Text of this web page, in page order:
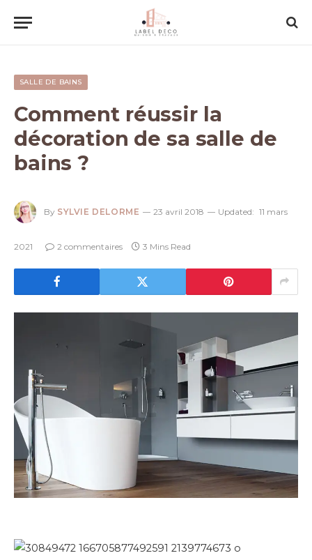
SALLE DE BAINS
Comment réussir la
décoration de sa salle de
bains ?
By SYLVIE DELORME 23 avril 2018 Updated: 11 mars
2021 2 commentaires 3 Mins Read